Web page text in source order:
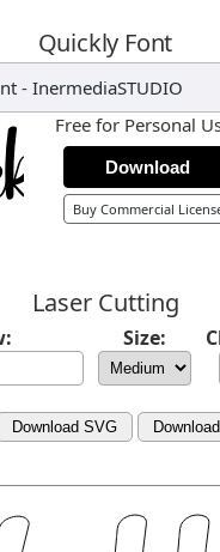
Quickly Font
- InermediaSTUDIO
Free for Personal
Download
Buy Commercial
Laser Cutting
Size:
Download SVG